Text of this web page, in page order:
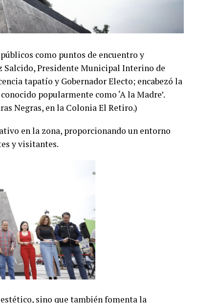
como puntos de encuentro y
Salcido, Presidente Municipal Interino de
tapatío y Gobernador Electo; encabezó la
popularmente como ‘A la Madre’.
Negras, en la Colonia El Retiro.)
en la zona, proporcionando un entorno
y visitantes.
sino que también fomenta la